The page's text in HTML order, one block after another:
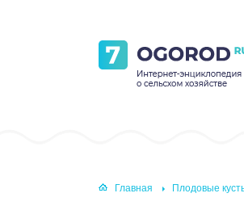
Главная Плодовые